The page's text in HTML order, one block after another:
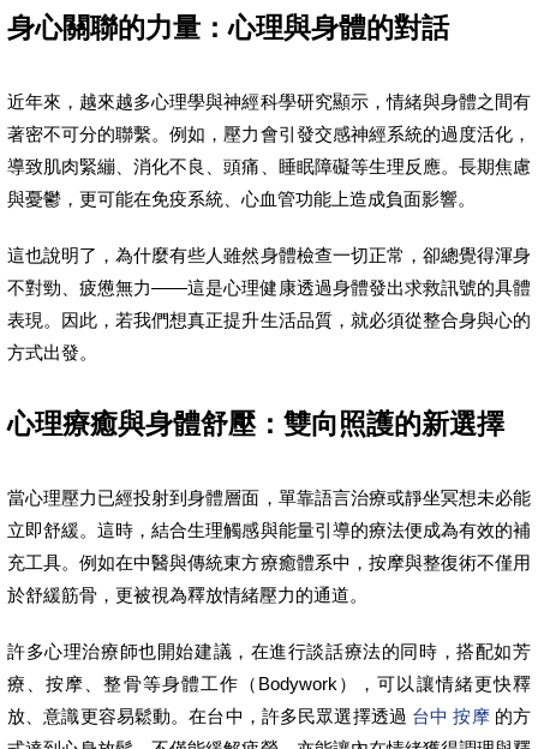
身心關聯的力量：心理與身體的對話
近年來，越來越多心理學與神經科學研究顯示，情緒與身體之間有
著密不可分的聯繫。例如，壓力會引發交感神經系統的過度活化，
導致肌肉緊繃、消化不良、頭痛、睡眠障礙等生理反應。長期焦慮
與憂鬱，更可能在免疫系統、心血管功能上造成負面影響。
這也說明了，為什麼有些人雖然身體檢查一切正常，卻總覺得渾身
不對勁、疲憊無力——這是心理健康透過身體發出求救訊號的具體
表現。因此，若我們想真正提升生活品質，就必須從整合身與心的
方式出發。
心理療癒與身體舒壓：雙向照護的新選擇
當心理壓力已經投射到身體層面，單靠語言治療或靜坐冥想未必能
立即舒緩。這時，結合生理觸感與能量引導的療法便成為有效的補
充工具。例如在中醫與傳統東方療癒體系中，按摩與整復術不僅用
於舒緩筋骨，更被視為釋放情緒壓力的通道。
許多心理治療師也開始建議，在進行談話療法的同時，搭配如芳
療、按摩、整骨等身體工作（Bodywork），可以讓情緒更快釋
放、意識更容易鬆動。在台中，許多民眾選擇透過 台中 按摩的方